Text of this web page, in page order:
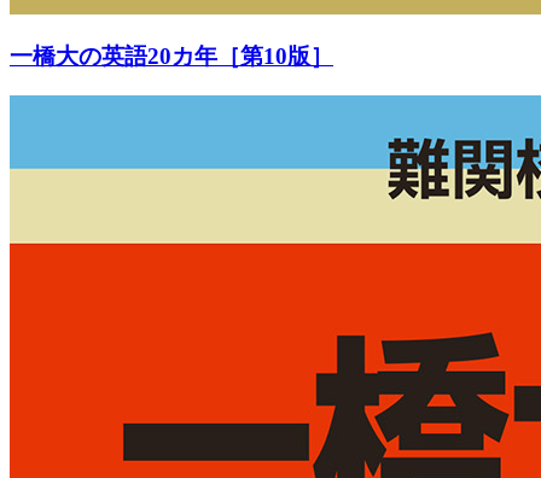
一橋大の英語20カ年［第10版］